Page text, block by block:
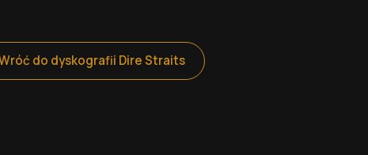
do dyskografii Dire Straits